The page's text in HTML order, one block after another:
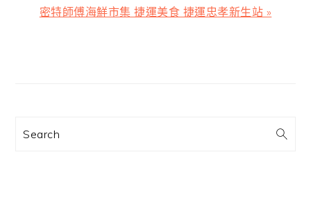
章:密特師傅海鮮市集 捷運美食 捷運忠孝新生站 »
訊
Search